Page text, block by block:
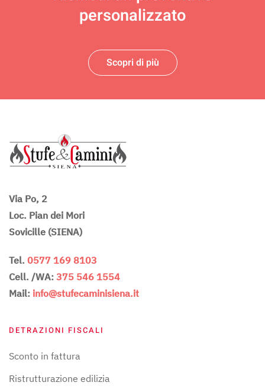
personalizzato
Scopri di più
Via Po, 2
Loc. Pian dei Mori
Sovicille (SIENA)
Tel. 0577 169 8103
Cell. /WA: 375 546 1554
Mail: info@stufecaminisiena.it
DETRAZIONI FISCALI
Sconto in fattura
Ristrutturazione edilizia